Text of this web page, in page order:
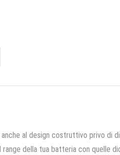
anche al design costruttivo privo di
della tua batteria con quelle